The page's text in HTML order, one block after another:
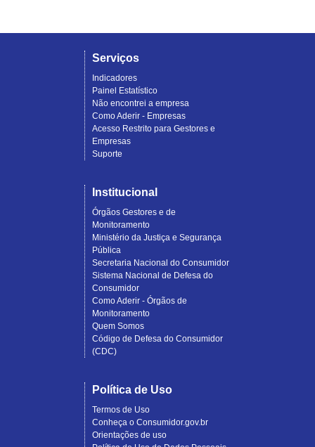
Serviços
Indicadores
Painel Estatístico
Não encontrei a empresa
Como Aderir - Empresas
Acesso Restrito para Gestores e
Empresas
Suporte
Institucional
Órgãos Gestores e de
Monitoramento
Ministério da Justiça e Segurança
Pública
Secretaria Nacional do Consumidor
Sistema Nacional de Defesa do
Consumidor
Como Aderir - Órgãos de
Monitoramento
Quem Somos
Código de Defesa do Consumidor
(CDC)
Política de Uso
Termos de Uso
Conheça o Consumidor.gov.br
Orientações de uso